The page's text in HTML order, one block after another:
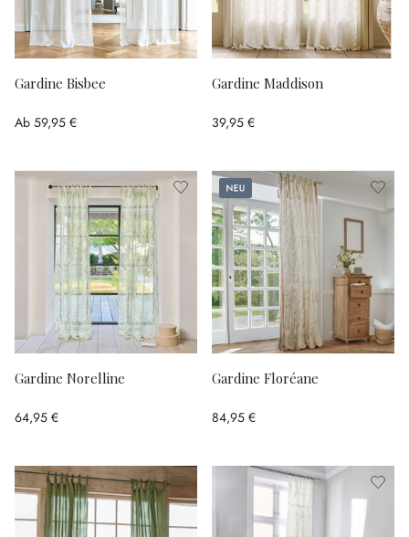
Gardine Bisbee
Ab 59,95 €
Gardine Maddison
39,95 €
Gardine Norelline
64,95 €
Neu
Gardine Floréane
84,95 €